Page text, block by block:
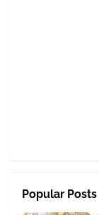
Popular Posts